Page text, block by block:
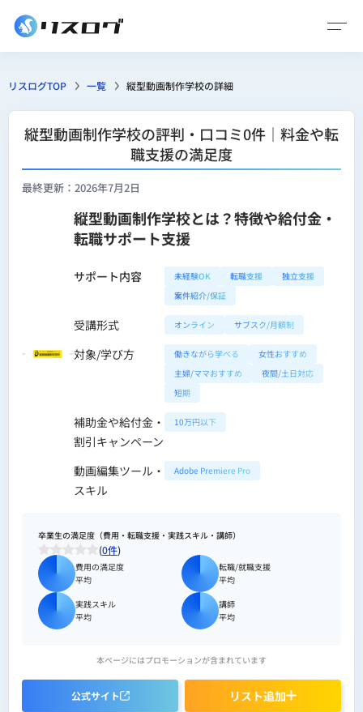
リスログTOP 一覧 縦型動画制作学校の詳細
縦型動画制作学校の評判・口コミ0件｜料金や転
職支援の満足度
最終更新：2026年7月2日
縦型動画制作学校とは？特徴や給付金・
転職サポート支援
サポート内容 未経験OK 転職支援
独立支援
案件紹介/保証
受講形式 オンライン サブスク/月額制
対象/学び方 働きながら学べる
女性おすすめ
主婦/ママおすすめ
夜間/土日対応
短期
補助金や給付金・
割引キャンペーン
10万円以下
動画編集ツール・
スキル
Adobe Premiere Pro
卒業生の満足度（費用・転職支援・実践スキル・講師）
(0件)
費用の満足度
平均
転職/就職支援
平均
実践スキル
平均
講師
平均
本ページにはプロモーションが含まれています
公式サイト リスト追加